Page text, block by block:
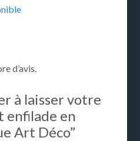
d’avis.
à laisser votre
enfilade en
Art Déco”